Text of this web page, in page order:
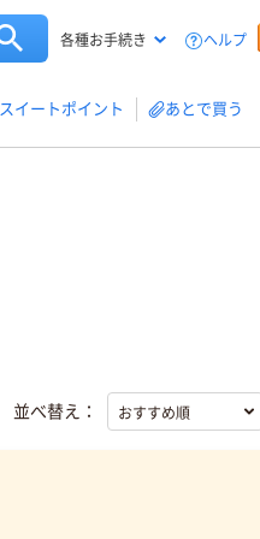
各種お手続き ヘルプ
スイートポイント あとで買う
並べ替え：